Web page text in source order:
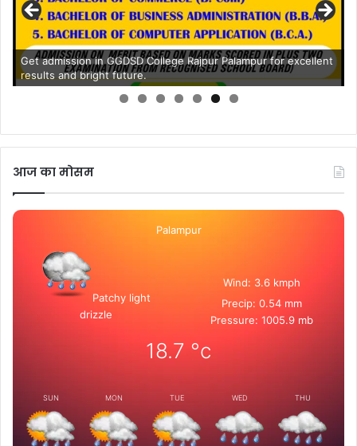
Get admission in GGDSD College Rajpur Palampur for excellent
results and bright future.
आज का मोसम
Palampur
Patchy light
drizzle
Wind: 3.6 kmph
Precip: 0.54 mm
Pressure: 1005.9 mb
18.7 °c
SUN MON TUE WED THU